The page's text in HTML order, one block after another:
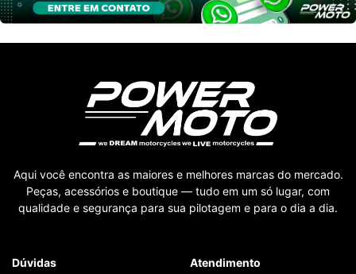
Aqui você encontra as maiores e melhores marcas do mercado.
Peças, acessórios e boutique — tudo em um só lugar, com
qualidade e segurança para sua pilotagem e para o dia a dia.
Dúvidas
Atendimento